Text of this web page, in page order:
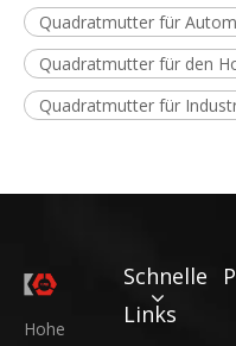
Quadratmutter für
Quadratmutter für den
Quadratmutter für
Hohe
Schnelle
Links